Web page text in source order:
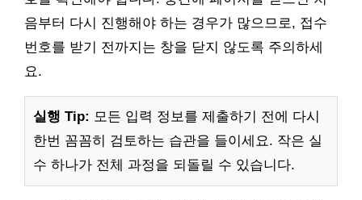
음부터 다시 진행해야 하는 경우가 많으므로, 접수
번호를 받기 전까지는 창을 닫지 않도록 주의하세
요.
실행 Tip: 모든 입력 정보를 제출하기 전에 다시
한번 꼼꼼히 검토하는 습관을 들이세요. 작은 실
수 하나가 전체 과정을 되돌릴 수 있습니다.